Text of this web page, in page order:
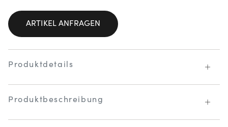
ARTIKEL ANFRAGEN
Produktdetails
Produktbeschreibung